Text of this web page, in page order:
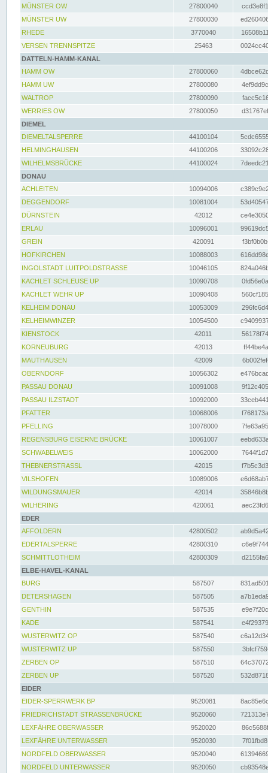
MÜNSTER OW
27800040
MÜNSTER UW
27800030
RHEDE
3770040
VERSEN TRENNSPITZE
25463
DATTELN-HAMM-KANAL
HAMM OW
27800060
HAMM UW
27800080
WALTROP
27800090
WERRIES OW
27800050
DIEMEL
DIEMELTALSPERRE
44100104
HELMINGHAUSEN
44100206
WILHELMSBRÜCKE
44100024
DONAU
ACHLEITEN
10094006
DEGGENDORF
10081004
DÜRNSTEIN
42012
ERLAU
10096001
GREIN
420091
HOFKIRCHEN
10088003
INGOLSTADT LUITPOLDSTRASSE
10046105
KACHLET SCHLEUSE UP
10090708
KACHLET WEHR UP
10090408
KELHEIM DONAU
10053009
KELHEIMWINZER
10054500
KIENSTOCK
42011
KORNEUBURG
42013
MAUTHAUSEN
42009
OBERNDORF
10056302
PASSAU DONAU
10091008
PASSAU ILZSTADT
10092000
PFATTER
10068006
PFELLING
10078000
REGENSBURG EISERNE BRÜCKE
10061007
SCHWABELWEIS
10062000
THEBNERSTRASSL
42015
VILSHOFEN
10089006
WILDUNGSMAUER
42014
WILHERING
420061
EDER
AFFOLDERN
42800502
EDERTALSPERRE
42800310
SCHMITTLOTHEIM
42800309
ELBE-HAVEL-KANAL
BURG
587507
DETERSHAGEN
587505
GENTHIN
587535
KADE
587541
WUSTERWITZ OP
587540
WUSTERWITZ UP
587550
ZERBEN OP
587510
ZERBEN UP
587520
EIDER
EIDER-SPERRWERK BP
9520081
FRIEDRICHSTADT STRASSENBRÜCKE
9520060
LEXFÄHRE OBERWASSER
9520020
LEXFÄHRE UNTERWASSER
9520030
NORDFELD OBERWASSER
9520040
NORDFELD UNTERWASSER
9520050